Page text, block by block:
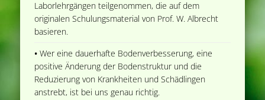
Laborlehrgängen teilgenommen, die auf dem
originalen Schulungsmaterial von Prof. W. Albrecht
basieren.
•Wer eine dauerhafte Bodenverbesserung, eine
positive Änderung der Bodenstruktur und die
Reduzierung von Krankheiten und Schädlingen
anstrebt, ist bei uns genau richtig.